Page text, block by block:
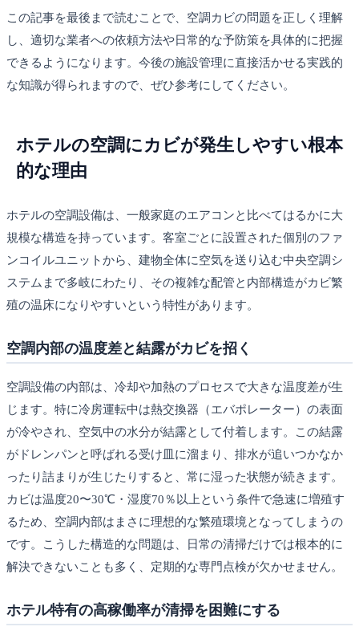
この記事を最後まで読むことで、空調カビの問題を正しく理解
し、適切な業者への依頼方法や日常的な予防策を具体的に把握
できるようになります。今後の施設管理に直接活かせる実践的
な知識が得られますので、ぜひ参考にしてください。
ホテルの空調にカビが発生しやすい根本
的な理由
ホテルの空調設備は、一般家庭のエアコンと比べてはるかに大
規模な構造を持っています。客室ごとに設置された個別のファ
ンコイルユニットから、建物全体に空気を送り込む中央空調シ
ステムまで多岐にわたり、その複雑な配管と内部構造がカビ繁
殖の温床になりやすいという特性があります。
空調内部の温度差と結露がカビを招く
空調設備の内部は、冷却や加熱のプロセスで大きな温度差が生
じます。特に冷房運転中は熱交換器（エバポレーター）の表面
が冷やされ、空気中の水分が結露として付着します。この結露
がドレンパンと呼ばれる受け皿に溜まり、排水が追いつかなか
ったり詰まりが生じたりすると、常に湿った状態が続きます。
カビは温度20〜30℃・湿度70％以上という条件で急速に増殖す
るため、空調内部はまさに理想的な繁殖環境となってしまうの
です。こうした構造的な問題は、日常の清掃だけでは根本的に
解決できないことも多く、定期的な専門点検が欠かせません。
ホテル特有の高稼働率が清掃を困難にする